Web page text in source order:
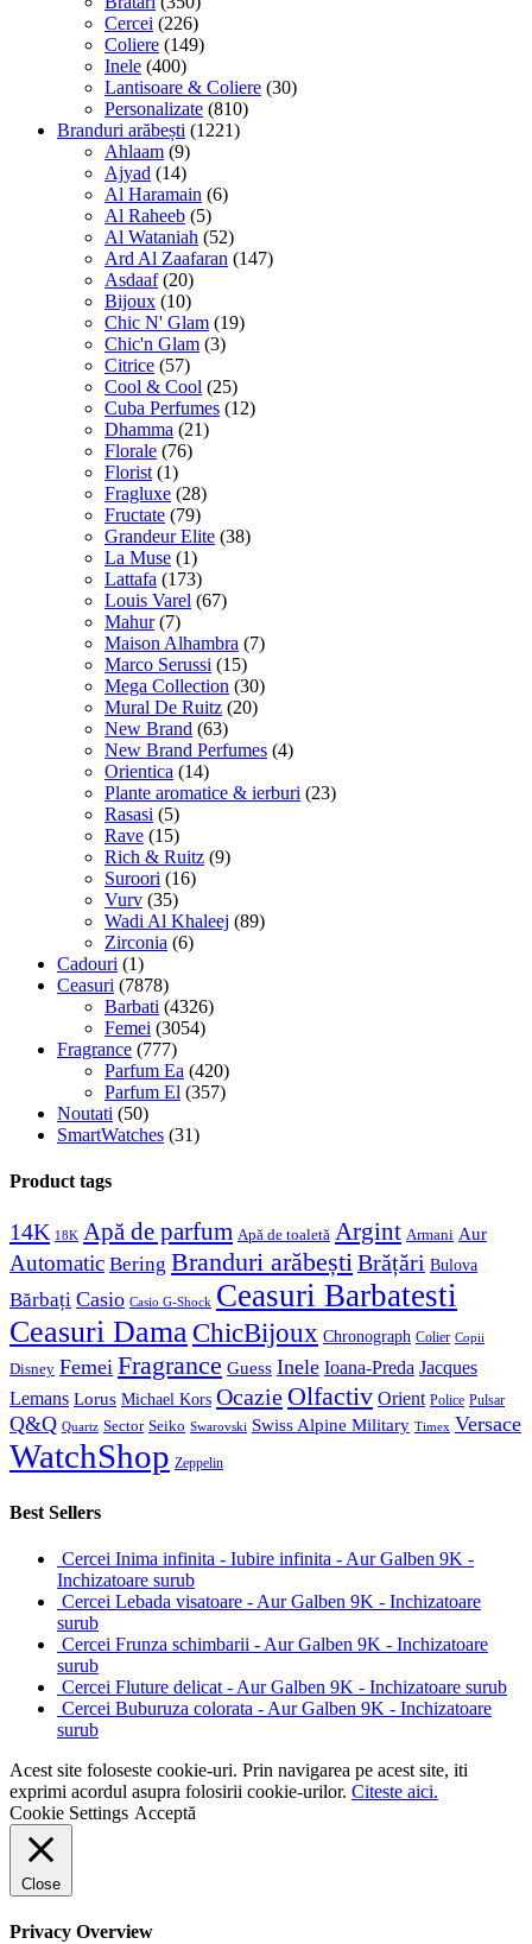
Cercei (226)
Coliere (149)
Inele (400)
Lantisoare & Coliere (30)
Personalizate (810)
Branduri arăbești (1221)
Ahlaam (9)
Ajyad (14)
Al Haramain (6)
Al Raheeb (5)
Al Wataniah (52)
Ard Al Zaafaran (147)
Asdaaf (20)
Bijoux (10)
Chic N' Glam (19)
Chic'n Glam (3)
Citrice (57)
Cool & Cool (25)
Cuba Perfumes (12)
Dhamma (21)
Florale (76)
Florist (1)
Fragluxe (28)
Fructate (79)
Grandeur Elite (38)
La Muse (1)
Lattafa (173)
Louis Varel (67)
Mahur (7)
Maison Alhambra (7)
Marco Serussi (15)
Mega Collection (30)
Mural De Ruitz (20)
New Brand (63)
New Brand Perfumes (4)
Orientica (14)
Plante aromatice & ierburi (23)
Rasasi (5)
Rave (15)
Rich & Ruitz (9)
Suroori (16)
Vurv (35)
Wadi Al Khaleej (89)
Zirconia (6)
Cadouri (1)
Ceasuri (7878)
Barbati (4326)
Femei (3054)
Fragrance (777)
Parfum Ea (420)
Parfum El (357)
Noutati (50)
SmartWatches (31)
Product tags
14K 18K Apă de parfum Apă de toaletă Argint Armani Aur
Automatic Bering Branduri arăbeștiBrățări Bulova
Bărbați Casio Casio G-Shock Ceasuri Barbatesti
Ceasuri DamaChicBijoux Chronograph Colier Copii
Disney Femei Fragrance Guess Inele Ioana-Preda Jacques
Lemans Lorus Michael Kors Ocazie Olfactiv Orient Police Pulsar
Q&Q Quartz Sector Seiko Swarovski Swiss Alpine Military Timex Versace
WatchShop Zeppelin
Best Sellers
Cercei Inima infinita - Iubire infinita - Aur Galben 9K -
Inchizatoare surub
Cercei Lebada visatoare - Aur Galben 9K - Inchizatoare
surub
Cercei Frunza schimbarii - Aur Galben 9K - Inchizatoare
surub
Cercei Fluture delicat - Aur Galben 9K - Inchizatoare surub
Cercei Buburuza colorata - Aur Galben 9K - Inchizatoare
surub
Acest site foloseste cookie-uri. Prin navigarea pe acest site, iti
exprimi acordul asupra folosirii cookie-urilor. Citeste aici.
Cookie Settings Acceptă
Close
Privacy Overview